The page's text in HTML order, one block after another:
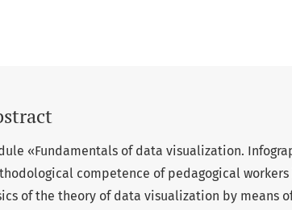
«Fundamentals of data visualization.
competence of pedagogical
of the theory of data visualization by means